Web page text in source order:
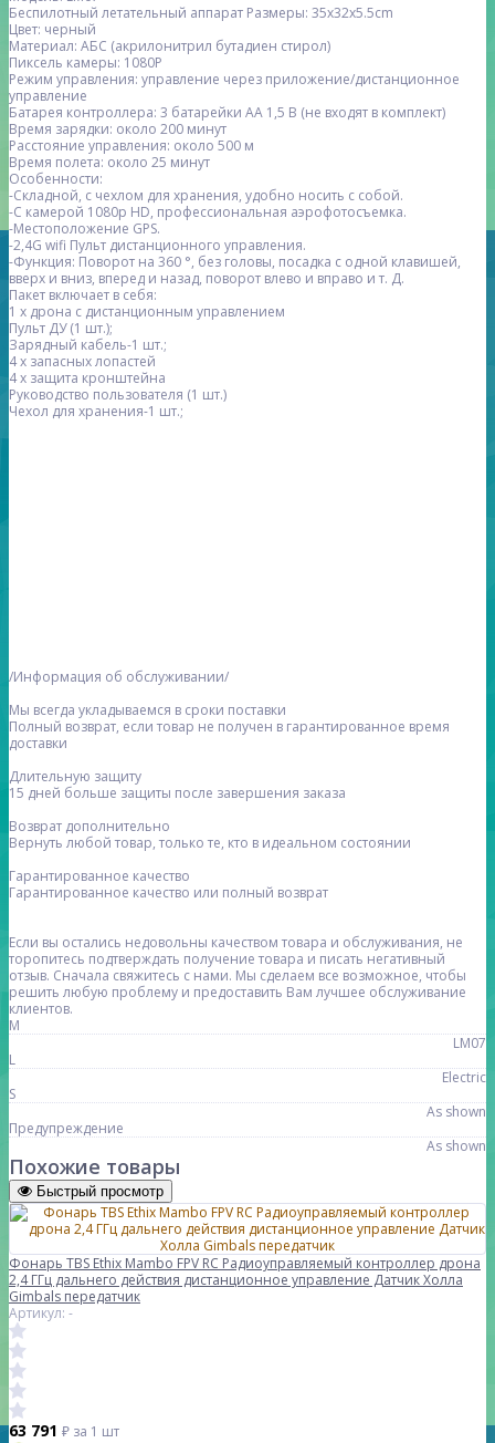
Беспилотный летательный аппарат Размеры: 35x32x5.5cm
Цвет: черный
Материал: АБС (акрилонитрил бутадиен стирол)
Пиксель камеры: 1080P
Режим управления: управление через приложение/дистанционное
управление
Батарея контроллера: 3 батарейки AA 1,5 В (не входят в комплект)
Время зарядки: около 200 минут
Расстояние управления: около 500 м
Время полета: около 25 минут
Особенности:
-Складной, с чехлом для хранения, удобно носить с собой.
-С камерой 1080p HD, профессиональная аэрофотосъемка.
-Местоположение GPS.
-2,4G wifi Пульт дистанционного управления.
-Функция: Поворот на 360 °, без головы, посадка с одной клавишей,
вверх и вниз, вперед и назад, поворот влево и вправо и т. Д.
Пакет включает в себя:
1 x дрона с дистанционным управлением
Пульт ДУ (1 шт.);
Зарядный кабель-1 шт.;
4 х запасных лопастей
4 x защита кронштейна
Руководство пользователя (1 шт.)
Чехол для хранения-1 шт.;
/Информация об обслуживании/
Мы всегда укладываемся в сроки поставки
Полный возврат, если товар не получен в гарантированное время
доставки
Длительную защиту
15 дней больше защиты после завершения заказа
Возврат дополнительно
Вернуть любой товар, только те, кто в идеальном состоянии
Гарантированное качество
Гарантированное качество или полный возврат
Если вы остались недовольны качеством товара и обслуживания, не
торопитесь подтверждать получение товара и писать негативный
отзыв. Сначала свяжитесь с нами. Мы сделаем все возможное, чтобы
решить любую проблему и предоставить Вам лучшее обслуживание
клиентов.
M
LM07
L
Electric
S
As shown
Предупреждение
As shown
Похожие товары
Быстрый просмотр
Фонарь TBS Ethix Mambo FPV RC Радиоуправляемый контроллер дрона
2,4 ГГц дальнего действия дистанционное управление Датчик Холла
Gimbals передатчик
Артикул: -
63 791 ₽ за 1 шт